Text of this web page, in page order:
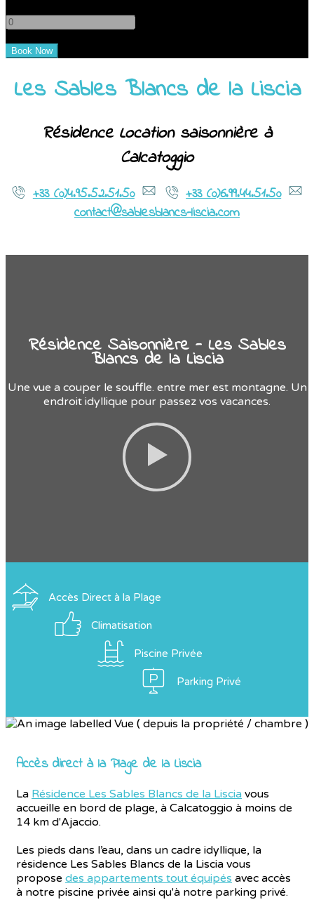
Les Sables Blancs de la Liscia
Résidence Location saisonnière à
Calcatoggio
+33 (0)4.95.52.51.50
+33 (0)6.99.44.51.50
contact@sablesblancs-liscia.com
Résidence Saisonnière - Les Sables
Blancs de la Liscia
Une vue a couper le souffle. entre mer est montagne. Un
endroit idyllique pour passez vos vacances.
Accès Direct à la Plage
Climatisation
Piscine Privée
Parking Privé
Accès direct à la Plage de la Liscia
La Résidence Les Sables Blancs de la Liscia vous
accueille en bord de plage, à Calcatoggio à moins de
14 km d'Ajaccio.
Les pieds dans l’eau, dans un cadre idyllique, la
résidence Les Sables Blancs de la Liscia vous
propose des appartements tout équipés avec accès
à notre piscine privée ainsi qu'à notre parking privé.